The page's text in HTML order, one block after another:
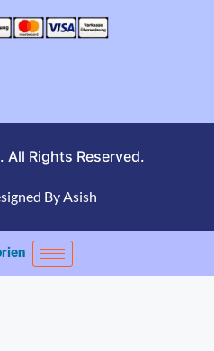
Rights Reserved.
By Asish